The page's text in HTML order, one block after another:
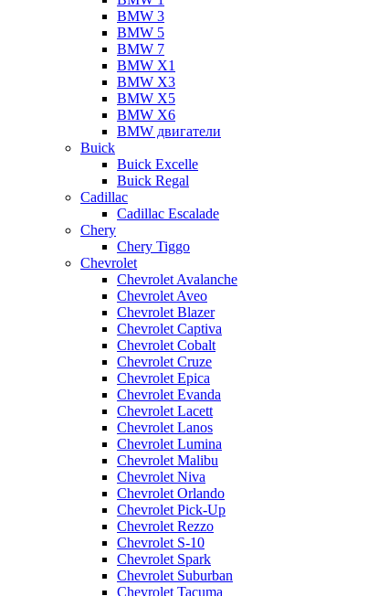
BMW 3
BMW 5
BMW 7
BMW X1
BMW X3
BMW X5
BMW X6
BMW двигатели
Buick
Buick Excelle
Buick Regal
Cadillac
Cadillac Escalade
Chery
Chery Tiggo
Chevrolet
Chevrolet Avalanche
Chevrolet Aveo
Chevrolet Blazer
Chevrolet Captiva
Chevrolet Cobalt
Chevrolet Cruze
Chevrolet Epica
Chevrolet Evanda
Chevrolet Lacett
Chevrolet Lanos
Chevrolet Lumina
Chevrolet Malibu
Chevrolet Niva
Chevrolet Orlando
Chevrolet Pick-Up
Chevrolet Rezzo
Chevrolet S-10
Chevrolet Spark
Chevrolet Suburban
Chevrolet Tacuma